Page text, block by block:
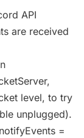
API
are received
level, to try
unplugged).
=